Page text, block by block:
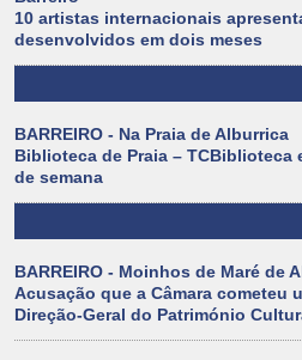
10 artistas internacionais
desenvolvidos em dois meses
BARREIRO - Na Praia de Alburrica
Biblioteca de Praia – TCBiblioteca
de semana
BARREIRO - Moinhos de Maré de
Acusação que a Câmara cometeu
Direção-Geral do Património